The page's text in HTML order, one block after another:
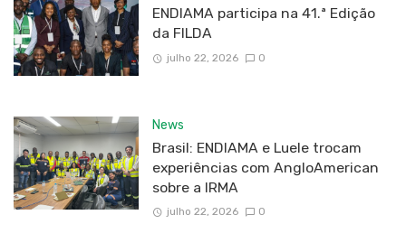
ENDIAMA participa na 41.ª Edição
da FILDA
julho 22, 2026 0
News
Brasil: ENDIAMA e Luele trocam
experiências com AngloAmerican
sobre a IRMA
julho 22, 2026 0